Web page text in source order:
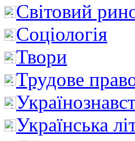
Світовий
Соціологія
Твори
Трудове
Українська